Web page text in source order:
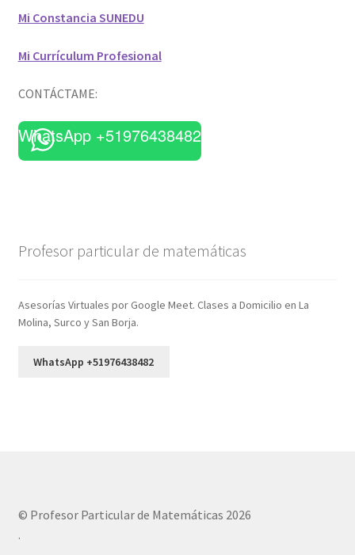
Mi Constancia SUNEDU
Mi Currículum Profesional
CONTÁCTAME:
WhatsApp +51976438482
Profesor particular de matemáticas
Asesorías Virtuales por Google Meet. Clases a Domicilio en La
Molina, Surco y San Borja.
WhatsApp +51976438482
© Profesor Particular de Matemáticas 2026
.